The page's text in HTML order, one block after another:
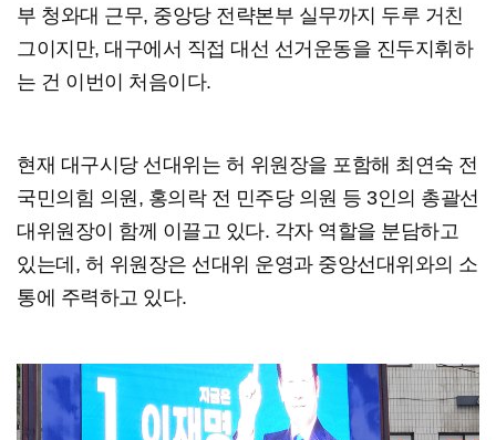
부 청와대 근무, 중앙당 전략본부 실무까지 두루 거친
그이지만, 대구에서 직접 대선 선거운동을 진두지휘하
는 건 이번이 처음이다.
현재 대구시당 선대위는 허 위원장을 포함해 최연숙 전
국민의힘 의원, 홍의락 전 민주당 의원 등 3인의 총괄선
대위원장이 함께 이끌고 있다. 각자 역할을 분담하고
있는데, 허 위원장은 선대위 운영과 중앙선대위와의 소
통에 주력하고 있다.